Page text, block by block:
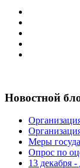
Новостной
Меры
Опрос по
13 декабря